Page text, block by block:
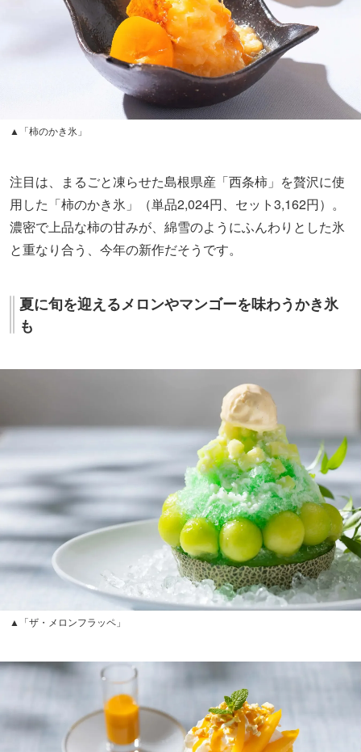
▲「柿のかき氷」
注目は、まるごと凍らせた島根県産「西条柿」を贅沢に使
用した「柿のかき氷」（単品2,024円、セット3,162円）。
濃密で上品な柿の甘みが、綿雪のようにふんわりとした氷
と重なり合う、今年の新作だそうです。
夏に旬を迎えるメロンやマンゴーを味わうかき氷
も
▲「ザ・メロンフラッペ」